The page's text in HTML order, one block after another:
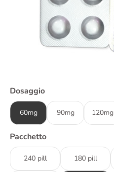
Dosaggio
60mg 90mg 120mg
Pacchetto
240 pill 180 pill